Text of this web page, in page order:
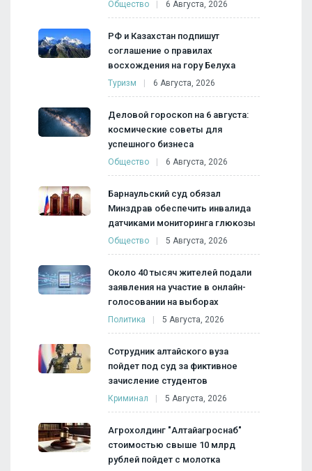
Общество 6 Августа, 2026
РФ и Казахстан подпишут
соглашение о правилах
восхождения на гору Белуха
Туризм 6 Августа, 2026
Деловой гороскоп на 6 августа:
космические советы для
успешного бизнеса
Общество 6 Августа, 2026
Барнаульский суд обязал
Минздрав обеспечить инвалида
датчиками мониторинга глюкозы
Общество 5 Августа, 2026
Около 40 тысяч жителей подали
заявления на участие в онлайн-
голосовании на выборах
Политика 5 Августа, 2026
Сотрудник алтайского вуза
пойдет под суд за фиктивное
зачисление студентов
Криминал 5 Августа, 2026
Агрохолдинг "Алтайагроснаб"
стоимостью свыше 10 млрд
рублей пойдет с молотка